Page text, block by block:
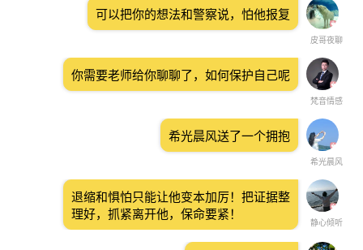
皮哥夜聊
可以把你的想法和警察说，怕他报复
梵音情感
你需要老师给你聊聊了，如何保护自己呢
希光晨风
希光晨风送了一个拥抱
静心倾听
退缩和惧怕只能让他变本加厉！把证据整
理好，抓紧离开他，保命要紧！